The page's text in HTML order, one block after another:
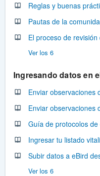
Reglas y buenas
Pautas de la
El proceso de revisión
Ver los 6
Ingresando datos en
Enviar observaciones
Enviar observaciones
Guía de protocolos de
Ingresar tu listado
Subir datos a eBird
Ver los 6